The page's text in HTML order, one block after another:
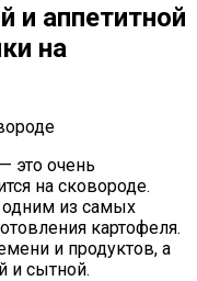
и аппетитной
на
это очень
на сковороде.
одним из самых
картофеля.
и продуктов, а
и сытной.